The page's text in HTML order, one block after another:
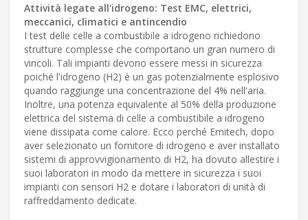
Attività legate all'idrogeno: Test EMC, elettrici,
meccanici, climatici e antincendio
I test delle celle a combustibile a idrogeno richiedono
strutture complesse che comportano un gran numero di
vincoli. Tali impianti devono essere messi in sicurezza
poiché l'idrogeno (H2) è un gas potenzialmente esplosivo
quando raggiunge una concentrazione del 4% nell'aria.
Inoltre, una potenza equivalente al 50% della produzione
elettrica del sistema di celle a combustibile a idrogeno
viene dissipata come calore. Ecco perché Emitech, dopo
aver selezionato un fornitore di idrogeno e aver installato
sistemi di approvvigionamento di H2, ha dovuto allestire i
suoi laboratori in modo da mettere in sicurezza i suoi
impianti con sensori H2 e dotare i laboratori di unità di
raffreddamento dedicate.